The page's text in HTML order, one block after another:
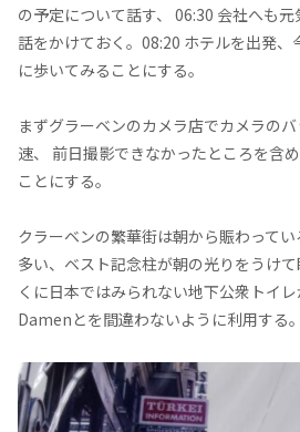
の予定について話す、 06:30 会社へも
話をかけておく。08:20 ホテルを出発、
に歩いてみることにする。
まずグラーベンのカメラ店でカメラの
速、 前日撮影できなかったところを含
ことにする。
クラーベンの繁華街は朝から賑わって
多い、ベスト記念柱が朝の光りをうけ
くに日本ではみられない地下公衆トイ
Damenとを間違わないように利用する。